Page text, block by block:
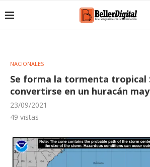
NACIONALES
Se forma la tormenta tropical
convertirse en un huracán
23/09/2021
49 vistas